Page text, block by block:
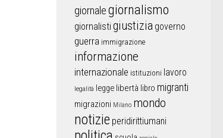
giornalegiornalismo
giornalistigiustizia governo
guerra immigrazione
informazione
internazionale istituzioni lavoro
legalità legge libertà libro migranti
migrazioni Milano mondo
notizie peridirittiumani